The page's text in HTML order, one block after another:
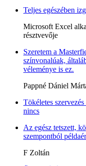
Teljes egészében
Microsoft Excel
résztvevője
Szeretem a
színvonalúak,
véleménye is ez.
Pappné Dániel
Tökéletes
nincs
Az egész tetszett,
szempontból
F Zoltán